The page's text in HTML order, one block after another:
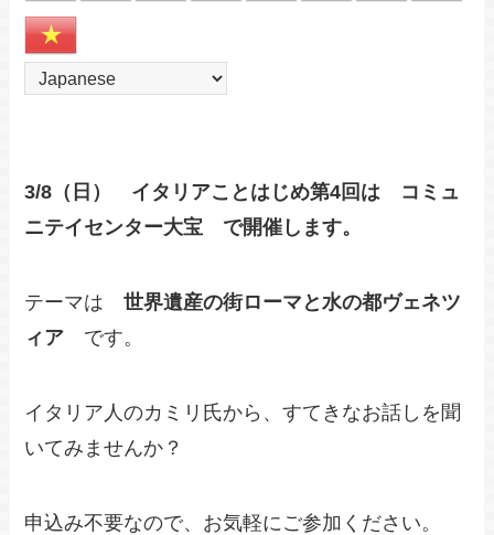
3/8（日） イタリアことはじめ第4回は コミュ
ニテイセンター大宝 で開催します。
テーマは世界遺産の街ローマと水の都ヴェネツ
ィア です。
イタリア人のカミリ氏から、すてきなお話しを聞
いてみませんか？
申込み不要なので、お気軽にご参加ください。